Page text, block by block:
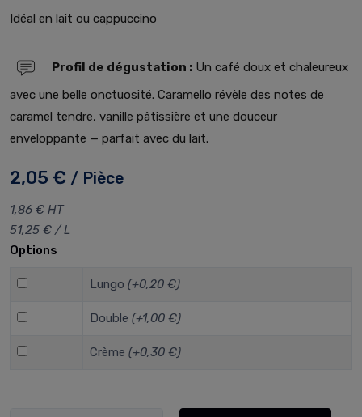
Idéal en lait ou cappuccino
Profil de dégustation : Un café doux et chaleureux
avec une belle onctuosité. Caramello révèle des notes de
caramel tendre, vanille pâtissière et une douceur
enveloppante — parfait avec du lait.
2,05 € / Pièce
1,86 € HT
51,25 € / L
Options
Lungo (+0,20 €)
Double (+1,00 €)
Crème (+0,30 €)